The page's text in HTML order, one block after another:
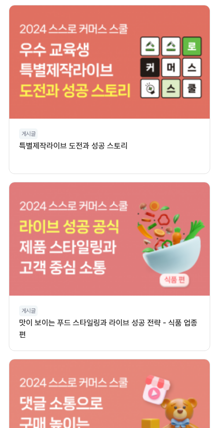
게시글
특별제작라이브 도전과 성공 스토리
게시글
맛이 보이는 푸드 스타일링과 라이브 성공 전략 - 식품 업종
편